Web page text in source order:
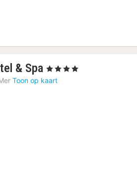
& Spa 1
nacht
, 4 Sterren
Toon op kaart